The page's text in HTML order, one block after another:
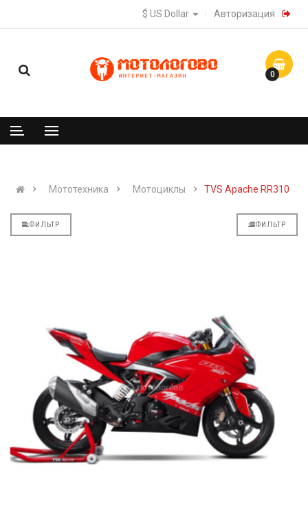
Авторизация
0
Мототехника Мотоциклы TVS Apache RR310
ФИЛЬТР ФИЛЬТР